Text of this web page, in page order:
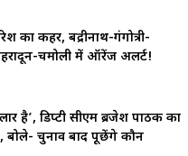
का कहर, बद्रीनाथ-गंगोत्री-
चमोली में ऑरेंज अलर्ट!
है’, डिप्टी सीएम ब्रजेश पाठक का
बोले- चुनाव बाद पूछेंगे कौन